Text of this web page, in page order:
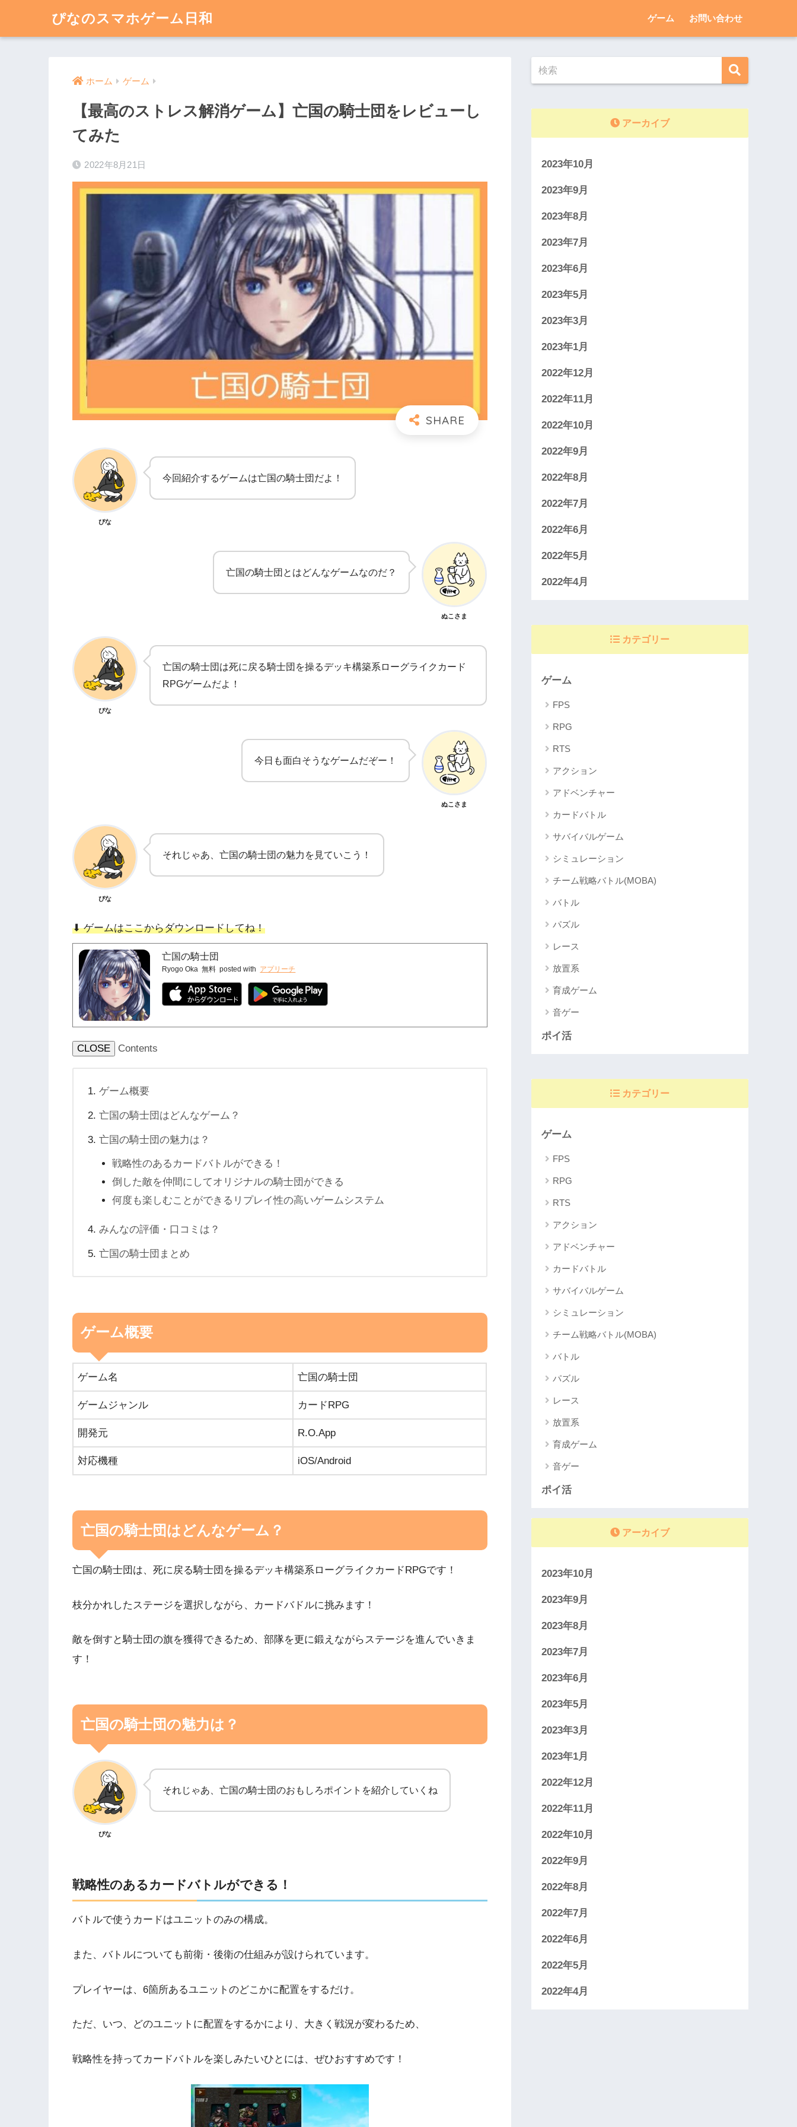
ぴなのスマホゲーム日和 ゲーム お問い合わせ
ホーム ゲーム
【最高のストレス解消ゲーム】亡国の騎士団をレビューし
てみた
2022年8月21日
ぴな
今回紹介するゲームは亡国の騎士団だよ！
亡国の騎士団とはどんなゲームなのだ？
ぬこさま
ぴな
亡国の騎士団は死に戻る騎士団を操るデッキ構築系ローグライクカード
RPGゲームだよ！
今日も面白そうなゲームだぞー！
ぬこさま
ぴな
それじゃあ、亡国の騎士団の魅力を見ていこう！
⬇︎ ゲームはここからダウンロードしてね！
亡国の騎士団
Ryogo Oka 無料 posted with アプリーチ
CLOSE Contents
ゲーム概要
亡国の騎士団はどんなゲーム？
亡国の騎士団の魅力は？
戦略性のあるカードバトルができる！
倒した敵を仲間にしてオリジナルの騎士団ができる
何度も楽しむことができるリプレイ性の高いゲームシステム
みんなの評価・口コミは？
亡国の騎士団まとめ
ゲーム概要
ゲーム名 亡国の騎士団
ゲームジャンル カードRPG
開発元 R.O.App
対応機種 iOS/Android
亡国の騎士団はどんなゲーム？
亡国の騎士団は、死に戻る騎士団を操るデッキ構築系ローグライクカードRPGです！
枝分かれしたステージを選択しながら、カードバドルに挑みます！
敵を倒すと騎士団の旗を獲得できるため、部隊を更に鍛えながらステージを進んでいきま
す！
亡国の騎士団の魅力は？
ぴな
それじゃあ、亡国の騎士団のおもしろポイントを紹介していくね
戦略性のあるカードバトルができる！
バトルで使うカードはユニットのみの構成。
また、バトルについても前衛・後衛の仕組みが設けられています。
プレイヤーは、6箇所あるユニットのどこかに配置をするだけ。
ただ、いつ、どのユニットに配置をするかにより、大きく戦況が変わるため、
戦略性を持ってカードバトルを楽しみたいひとには、ぜひおすすめです！
アーカイブ
2023年10月
2023年9月
2023年8月
2023年7月
2023年6月
2023年5月
2023年3月
2023年1月
2022年12月
2022年11月
2022年10月
2022年9月
2022年8月
2022年7月
2022年6月
2022年5月
2022年4月
カテゴリー
ゲーム
FPS
RPG
RTS
アクション
アドベンチャー
カードバトル
サバイバルゲーム
シミュレーション
チーム戦略バトル(MOBA)
バトル
パズル
レース
放置系
育成ゲーム
音ゲー
ポイ活
カテゴリー
ゲーム
FPS
RPG
RTS
アクション
アドベンチャー
カードバトル
サバイバルゲーム
シミュレーション
チーム戦略バトル(MOBA)
バトル
パズル
レース
放置系
育成ゲーム
音ゲー
ポイ活
アーカイブ
2023年10月
2023年9月
2023年8月
2023年7月
2023年6月
2023年5月
2023年3月
2023年1月
2022年12月
2022年11月
2022年10月
2022年9月
2022年8月
2022年7月
2022年6月
2022年5月
2022年4月